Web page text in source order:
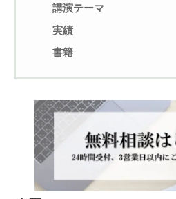
講演テーマ
実績
書籍